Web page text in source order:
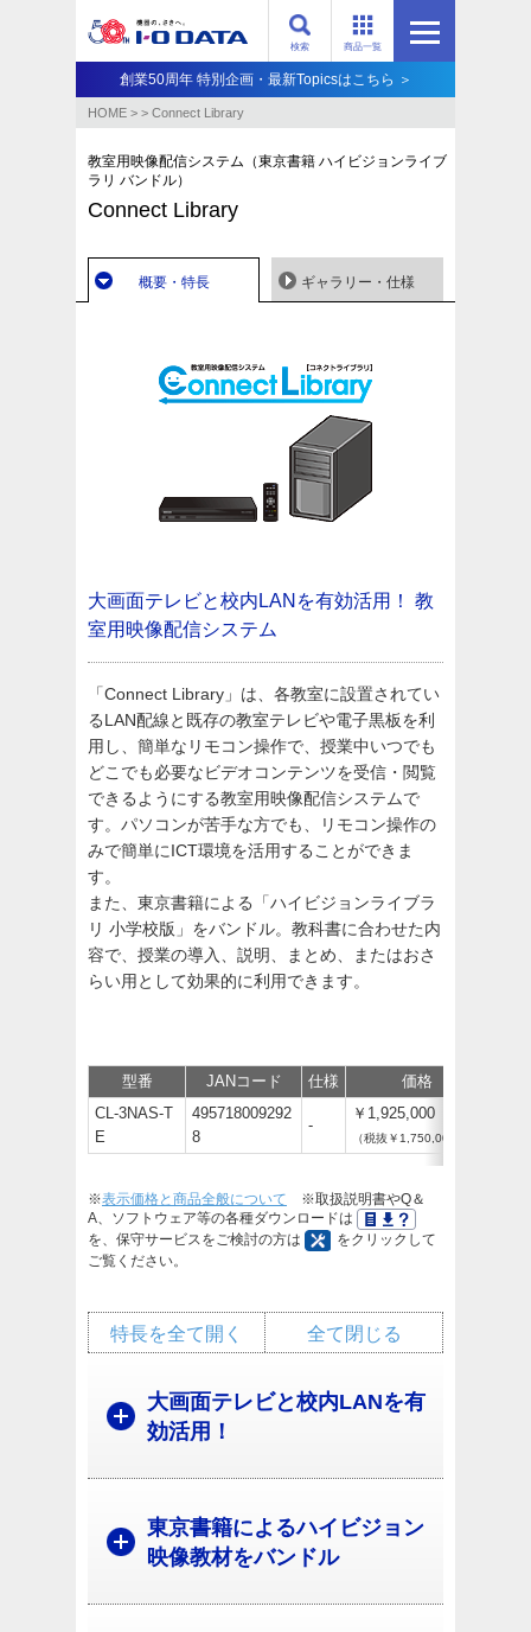
商品一覧
検索
創業50周年 特別企画・最新Topicsはこちら ＞
HOME > > Connect Library
教室用映像配信システム（東京書籍 ハイビジョンライブ
ラリ バンドル）
Connect Library
概要・特長 ギャラリー・仕様
大画面テレビと校内LANを有効活用！
教
室用映像配信システム
「Connect Library」は、各教室に設置されてい
るLAN配線と既存の教室テレビや電子黒板を利
用し、簡単なリモコン操作で、授業中いつでも
どこでも必要なビデオコンテンツを受信・閲覧
できるようにする教室用映像配信システムで
す。パソコンが苦手な方でも、リモコン操作の
みで簡単にICT環境を活用することができま
す。
また、東京書籍による「ハイビジョンライブラ
リ 小学校版」をバンドル。教科書に合わせた内
容で、授業の導入、説明、まとめ、またはおさ
らい用として効果的に利用できます。
型番 JANコード 仕様 価格
CL-3NAS-T
E
495718009292
8
-
￥1,925,000
（税抜￥1,750,000）
※表示価格と商品全般について ※取扱説明書やQ＆
A、ソフトウェア等の各種ダウンロードは
を、保守サービスをご検討の方は
をクリックして
ご覧ください。
全て閉じる
特長を全て開く
大画面テレビと校内LANを有
効活用！
東京書籍によるハイビジョン
映像教材をバンドル